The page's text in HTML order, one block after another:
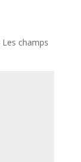
Les champs